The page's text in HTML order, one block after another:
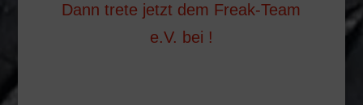
Dann trete jetzt dem Freak-Team
e.V. bei !